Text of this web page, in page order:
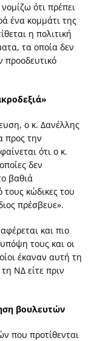
ότι πρέπει
ένα κομμάτι της
η πολιτική
τα οποία δεν
ο κ. Δανέλλης
προς την
ότι ο κ.
δεν
βαθιά
κώδικες του
πρέσβευε».
και πιο
τους και οι
έκαναν αυτή τη
ΝΔ είτε πριν
βουλευτών
που προτίθενται